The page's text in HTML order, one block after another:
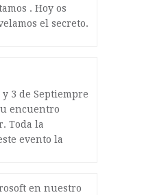
. Hoy os
el secreto.
3 de Septiempre
encuentro
Toda la
evento la
en nuestro